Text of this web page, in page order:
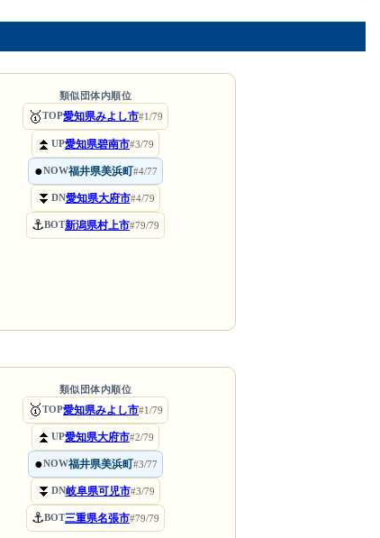
類似団体内順位
🥇TOP愛知県みよし市#1/79
⏫ UP愛知県碧南市#3/79
●NOW福井県美浜町#4/77
⏬ DN愛知県大府市#4/79
⚓BOT新潟県村上市#79/79
類似団体内順位
🥇TOP愛知県みよし市#1/79
⏫ UP愛知県大府市#2/79
●NOW福井県美浜町#3/77
⏬ DN岐阜県可児市#3/79
⚓BOT三重県名張市#79/79